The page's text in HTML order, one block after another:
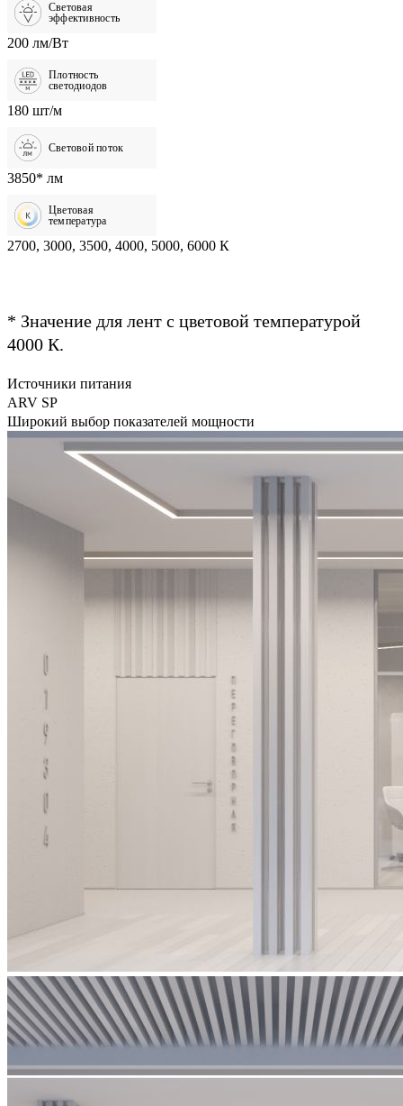
Световая
эффективность
200 лм/Вт
Плотность
светодиодов
180 шт/м
Световой поток
3850* лм
Цветовая
температура
2700, 3000, 3500, 4000, 5000, 6000 К
* Значение для лент с цветовой температурой
4000 К.
Источники питания
ARV SP
Широкий выбор показателей мощности